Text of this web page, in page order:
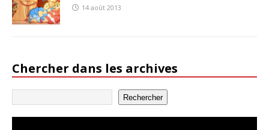
14 août 2013
Chercher dans les archives
Rechercher